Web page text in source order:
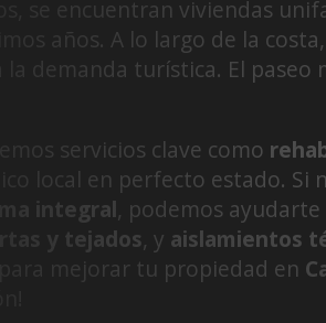
se encuentran viviendas
años. A lo largo de la
la demanda turística. El
servicios clave como
local en perfecto estado. Si
integral, podemos
y tejados, y aislamientos
mejorar tu propiedad en